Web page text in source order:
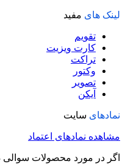
لینک های مفید
تقویم
کارت ویزیت
تراکت
وکتور
تصویر
آیکن
نمادهای سایت
مشاهده نمادهای اعتماد
اگر در مورد محصولات سوالی